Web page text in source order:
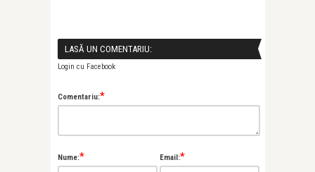
LASĂ UN COMENTARIU:
Login cu Facebook
Comentariu:*
Nume:* Email:*